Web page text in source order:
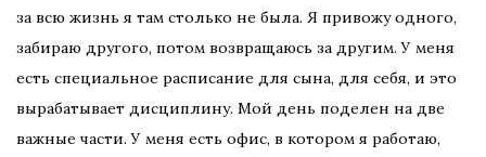
за всю жизнь я там столько не была. Я привожу одного,
забираю другого, потом возвращаюсь за другим. У меня
есть специальное расписание для сына, для себя, и это
вырабатывает дисциплину. Мой день поделен на две
важные части. У меня есть офис, в котором я работаю,